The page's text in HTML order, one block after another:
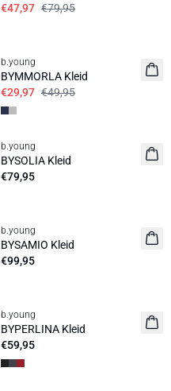
€47,97 €79,95
b.young
BYMMORLA Kleid
€29,97 €49,95
b.young
BYSOLIA Kleid
€79,95
b.young
BYSAMIO Kleid
€99,95
b.young
BYPERLINA Kleid
€59,95